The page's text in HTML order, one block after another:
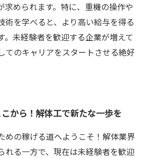
求められます。特に、重機の操作や
術を学べると、より高い給与を得る
。未経験者を歓迎する企業が増えて
てのキャリアをスタートさせる絶好
から！解体工で新たな一歩を
めの稼げる道へようこそ！解体業界
れる一方で、現在は未経験者を歓迎